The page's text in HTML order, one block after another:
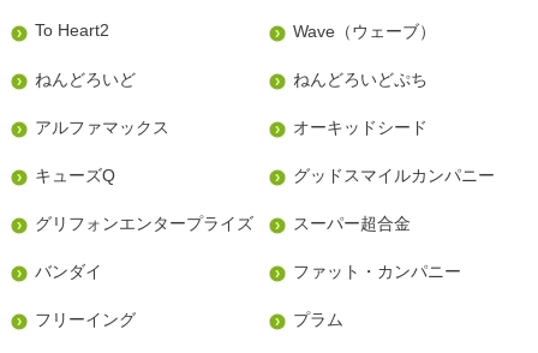
To Heart2 Wave（ウェーブ）
ねんどろいど ねんどろいどぷち
アルファマックス オーキッドシード
キューズQ グッドスマイルカンパニー
グリフォンエンタープライズ スーパー超合金
バンダイ ファット・カンパニー
フリーイング プラム